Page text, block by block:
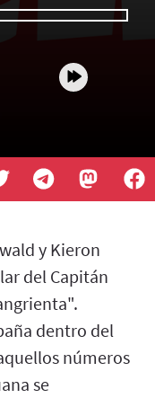
y Kieron
del Capitán
dentro del
números
se